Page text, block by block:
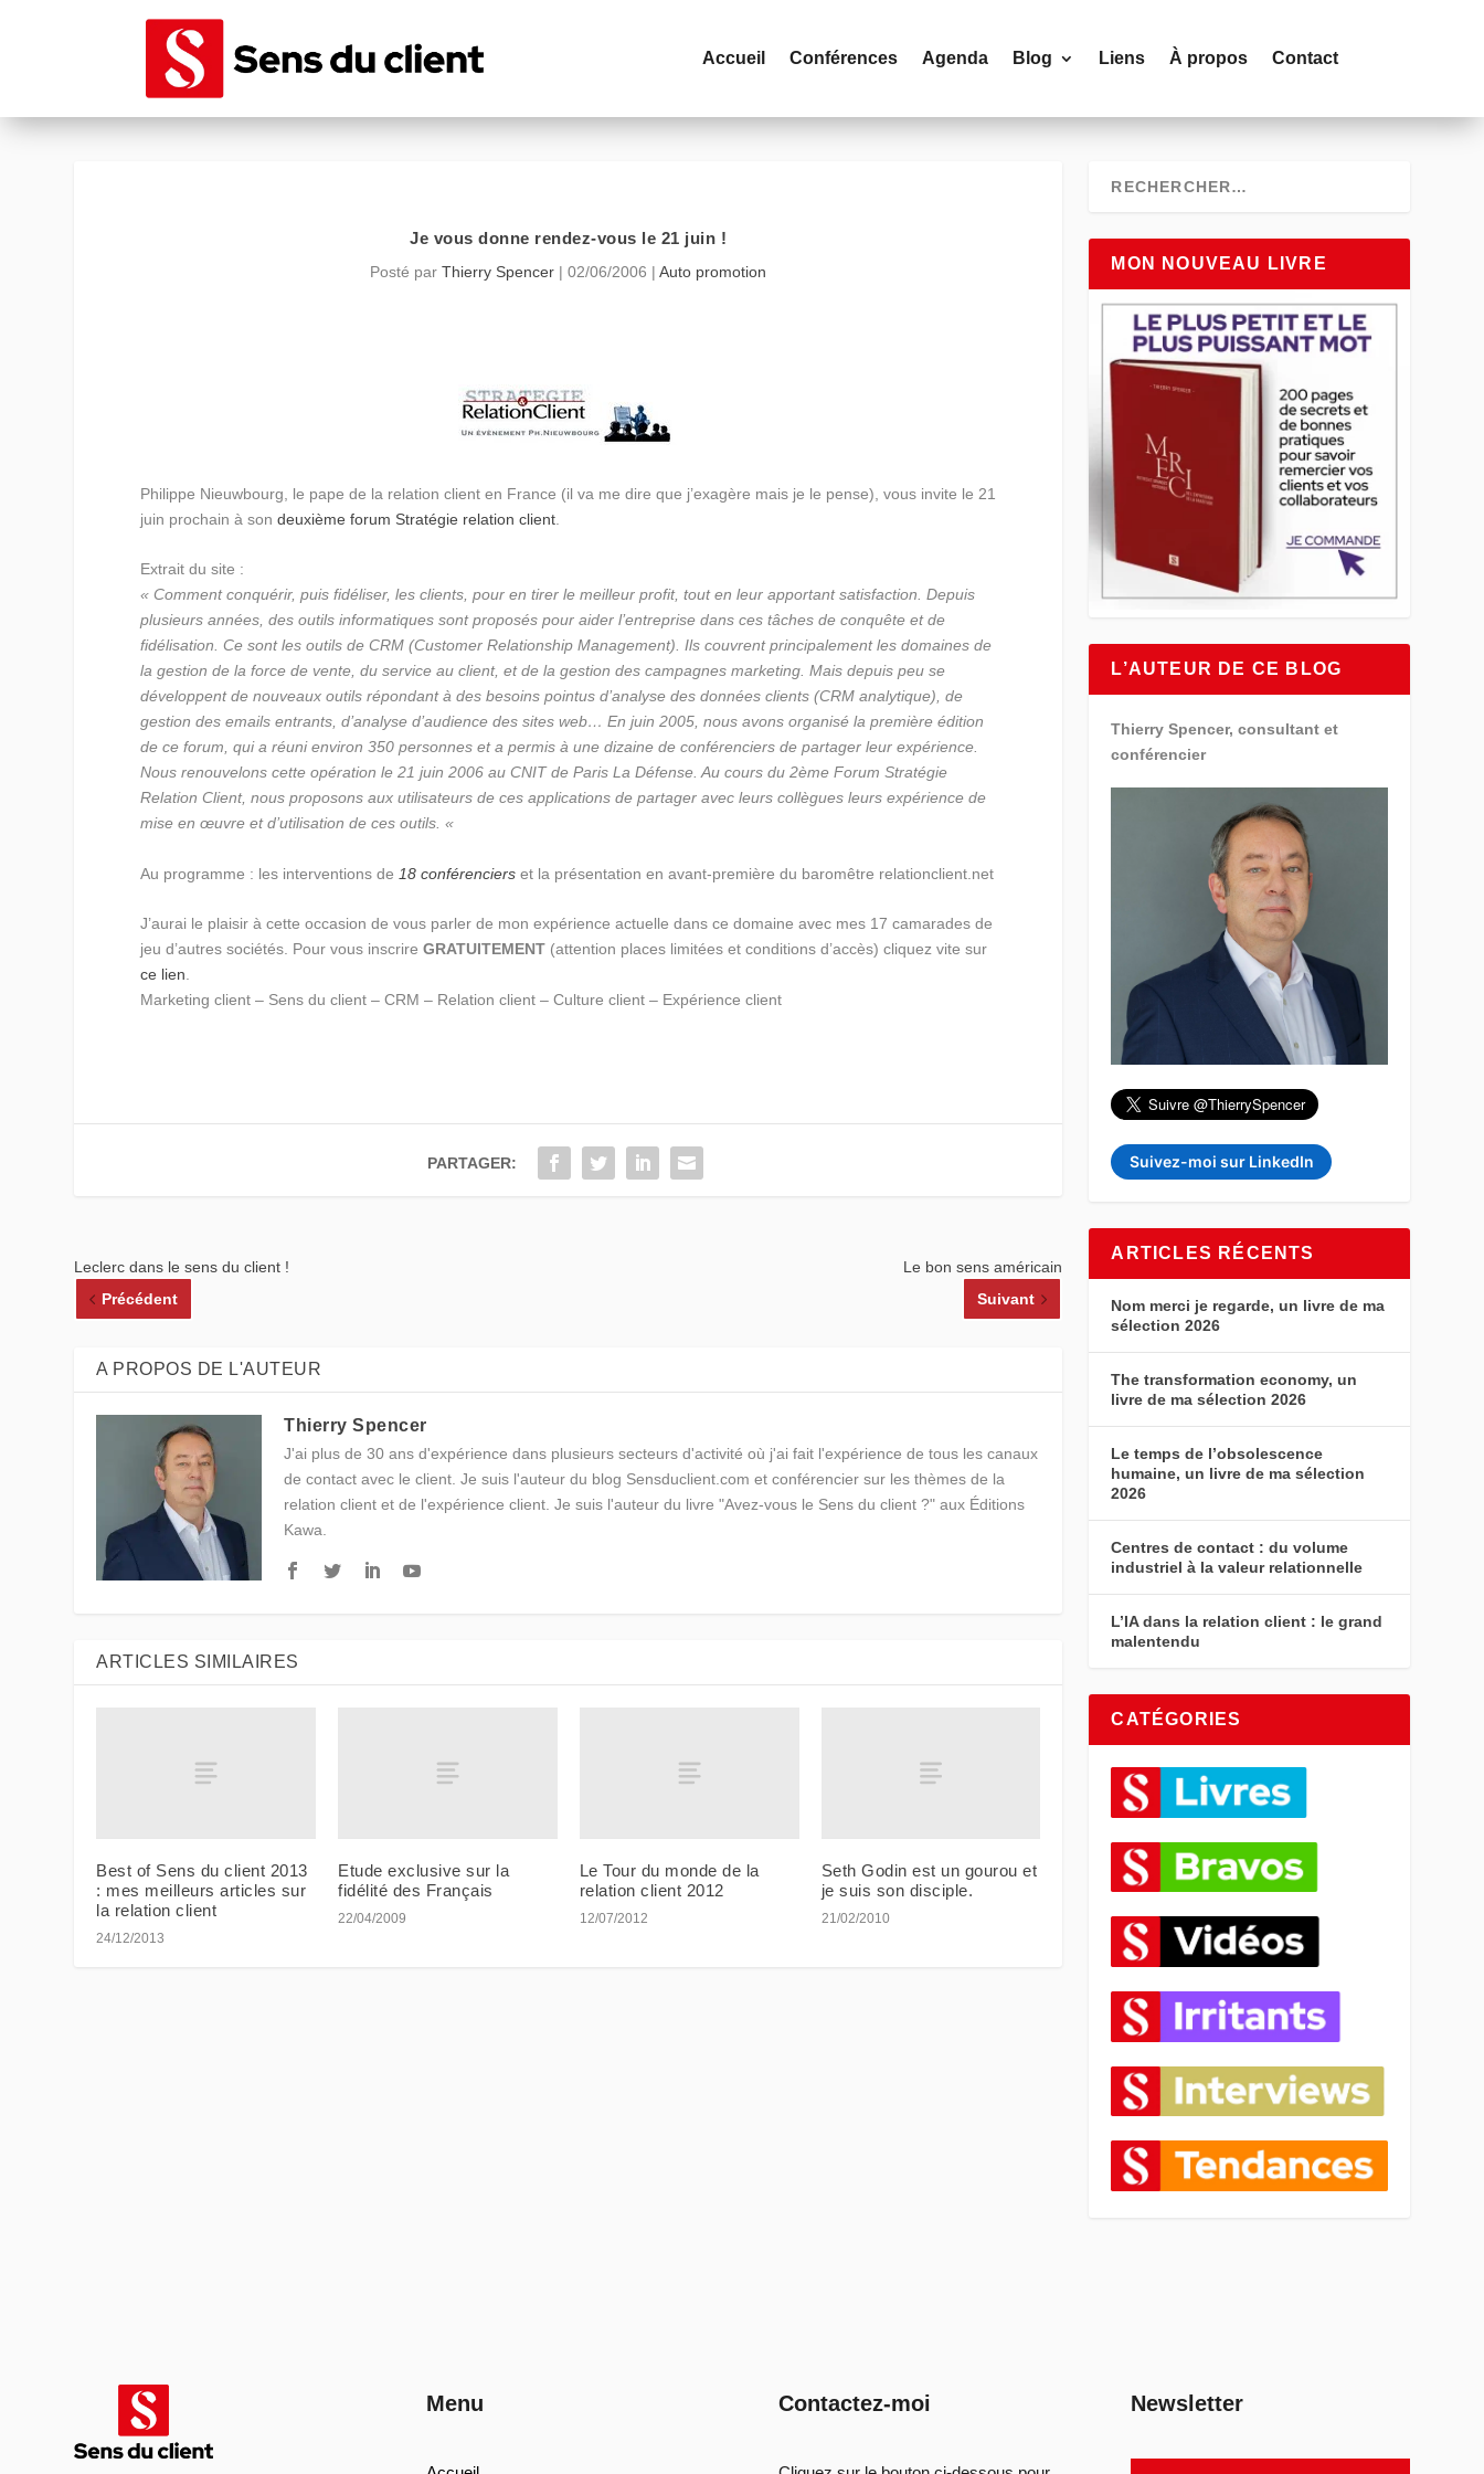
Accueil Conférences Agenda Blog Liens À propos Contact
Je vous donne rendez-vous le 21 juin !
Posté parThierry Spencer |02/06/2006 |Auto promotion
Philippe Nieuwbourg, le pape de la relation client en France (il va me dire que j’exagère mais je le pense), vous invite le 21
juin prochain à sondeuxième forum Stratégie relation client
Extrait du site :
« Comment conquérir, puis fidéliser, les clients, pour en tirer le meilleur profit, tout en leur apportant satisfaction. Depuis
plusieurs années, des outils informatiques sont proposés pour aider l’entreprise dans ces tâches de conquête et de
fidélisation. Ce sont les outils de CRM (Customer Relationship Management). Ils couvrent principalement les domaines de
la gestion de la force de vente, du service au client, et de la gestion des campagnes marketing. Mais depuis peu se
développent de nouveaux outils répondant à des besoins pointus d’analyse des données clients (CRM analytique), de
gestion des emails entrants, d’analyse d’audience des sites web… En juin 2005, nous avons organisé la première édition
de ce forum, qui a réuni environ 350 personnes et a permis à une dizaine de conférenciers de partager leur expérience.
Nous renouvelons cette opération le 21 juin 2006 au CNIT de Paris La Défense. Au cours du 2ème Forum Stratégie
Relation Client, nous proposons aux utilisateurs de ces applications de partager avec leurs collègues leurs expérience de
mise en œuvre et d’utilisation de ces outils. «
Au programme : les interventions de 18 conférenciers et la présentation en avant-première du baromêtre relationclient.net
J’aurai le plaisir à cette occasion de vous parler de mon expérience actuelle dans ce domaine avec mes 17 camarades de
jeu d’autres sociétés. Pour vous inscrireGRATUITEMENT (attention places limitées et conditions d’accès) cliquez vite sur
ce lien
Marketing client – Sens du client – CRM – Relation client – Culture client – Expérience client
PARTAGER:
Leclerc dans le sens du client !
Précédent
Le bon sens américain
Suivant
A PROPOS DE L'AUTEUR
Thierry Spencer
J'ai plus de 30 ans d'expérience dans plusieurs secteurs d'activité où j'ai fait l'expérience de tous les canaux
de contact avec le client. Je suis l'auteur du blog Sensduclient.com et conférencier sur les thèmes de la
relation client et de l'expérience client. Je suis l'auteur du livre "Avez-vous le Sens du client ?" aux Éditions
Kawa.
ARTICLES SIMILAIRES
Best of Sens du client 2013
: mes meilleurs articles sur
la relation client
24/12/2013
Etude exclusive sur la
fidélité des Français
22/04/2009
Le Tour du monde de la
relation client 2012
12/07/2012
Seth Godin est un gourou et
je suis son disciple.
21/02/2010
MON NOUVEAU LIVRE
L’AUTEUR DE CE BLOG
Thierry Spencer, consultant et
conférencier
Suivez-moi sur LinkedIn
ARTICLES RÉCENTS
Nom merci je regarde, un livre de ma
sélection 2026
The transformation economy, un
livre de ma sélection 2026
Le temps de l’obsolescence
humaine, un livre de ma sélection
2026
Centres de contact : du volume
industriel à la valeur relationnelle
L’IA dans la relation client : le grand
malentendu
CATÉGORIES
Menu Contactez-moi Newsletter